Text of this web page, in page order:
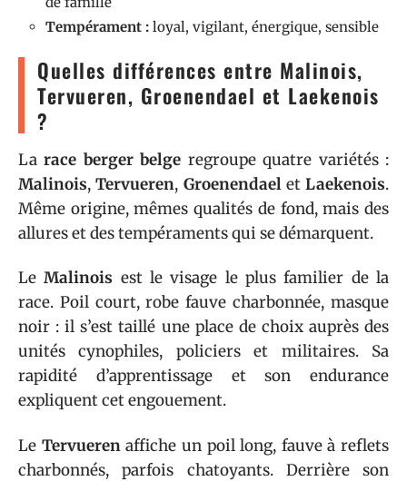
Tempérament : loyal, vigilant, énergique, sensible
Quelles différences entre Malinois,
Tervueren, Groenendael et Laekenois
?
Larace berger belge regroupe quatre variétés :
Malinois,Tervueren, Groenendaelet Laekenois.
Même origine, mêmes qualités de fond, mais des
allures et des tempéraments qui se démarquent.
LeMalinois est le visage le plus familier de la
race. Poil court, robe fauve charbonnée, masque
noir : il s’est taillé une place de choix auprès des
unités cynophiles, policiers et militaires. Sa
rapidité d’apprentissage et son endurance
expliquent cet engouement.
Le Tervuerenaffiche un poil long, fauve à reflets
charbonnés, parfois chatoyants. Derrière son